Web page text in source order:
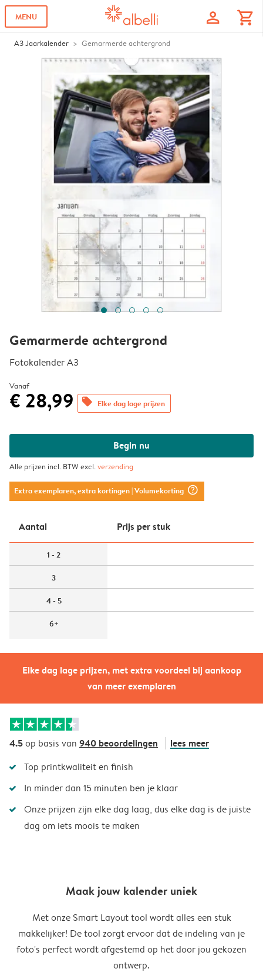
MENU profile shopping_cart
A3 Jaarkalender Gemarmerde achtergrond
Elke dag lage prijzen, met extra voordeel bij aankoop
van meer exemplaren
Gemarmerde achtergrond
Fotokalender A3
Vanaf
€ 28,99 offers Elke dag lage prijzen
Begin nu
Alle prijzen incl. BTW excl.verzending
Extra exemplaren, extra kortingen| Volumekorting question_mark_circle
Aantal Prijs per stuk
1 - 2
3
4 - 5
6+
4.5op basis van 940 beoordelingen lees meer
Top printkwaliteit en finish
In minder dan 15 minuten ben je klaar
Onze prijzen zijn elke dag laag, dus elke dag is de juiste
dag om iets moois te maken
Maak jouw kalender uniek
Met onze Smart Layout tool wordt alles een stuk
makkelijker! De tool zorgt ervoor dat de indeling van je
foto's perfect wordt afgestemd op het door jou gekozen
ontwerp.